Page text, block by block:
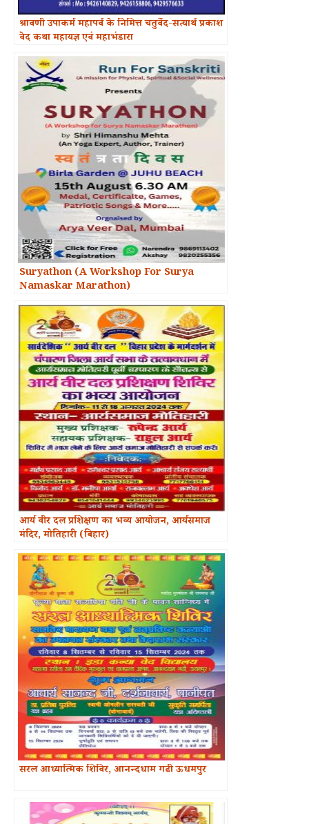
श्रावणी उपाकर्म महापर्व के निमित्त चतुर्वेद-सत्यार्थ प्रकाश
वेद कथा महायज्ञ एवं महाभंडारा
Suryathon (A Workshop For Surya
Namaskar Marathon)
आर्य वीर दल प्रशिक्षण का भव्य आयोजन, आर्यसमाज
मंदिर, मोतिहारी (बिहार)
सरल आध्यात्मिक शिविर, आनन्दधाम गढी ऊधमपुर